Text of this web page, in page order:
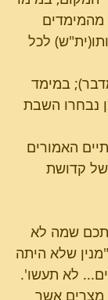
מהמימדים
לכל
במימד
נבחרו השבת
האמורים
קדושת
שמה לא
שלא היתה
לא תעשו'.
מצרים אשר